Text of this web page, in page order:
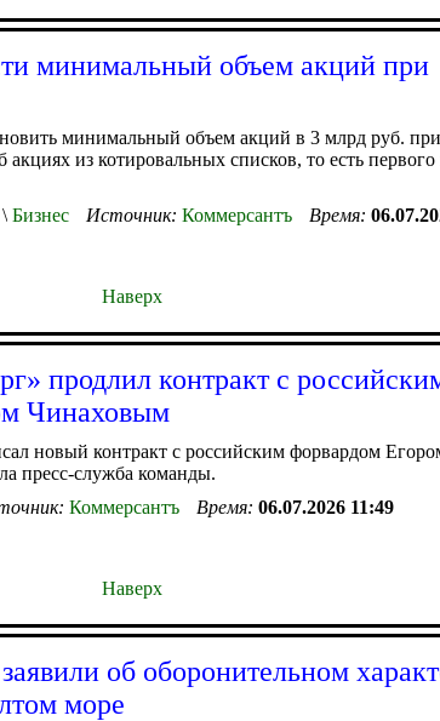
минимальный объем акций при
минимальный объем акций в 3 млрд руб. при
из котировальных списков, то есть первого
\ Бизнес Источник: Коммерсантъ Время:
Наверх
продлил контракт с
Чинаховым
новый контракт с российским форвардом
пресс-служба команды.
Коммерсантъ Время: 06.07.2026 11:49
Наверх
об оборонительном
море